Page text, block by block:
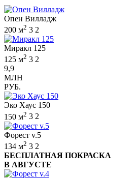
Опен Вилладж
200 м2 3 2
Миракл 125
125 м2 3 2
9,9
МЛН
РУБ.
Эко Хаус 150
150 м2 3 2
Форест v.5
134 м2 3 2
БЕСПЛАТНАЯ ПОКРАСКА
В АВГУСТЕ